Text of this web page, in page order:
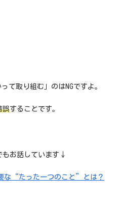
て取り組む」のはNGですよ。
誤することです。
もお話しています↓
な“たった一つのこと”とは？